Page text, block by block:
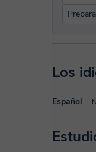
Los
Español